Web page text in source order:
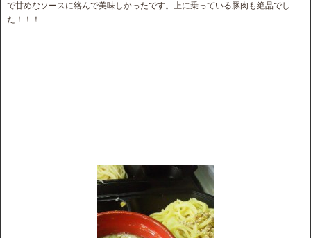
で甘めなソースに絡んで美味しかったです。上に乗っている豚肉も絶品でし
た！！！